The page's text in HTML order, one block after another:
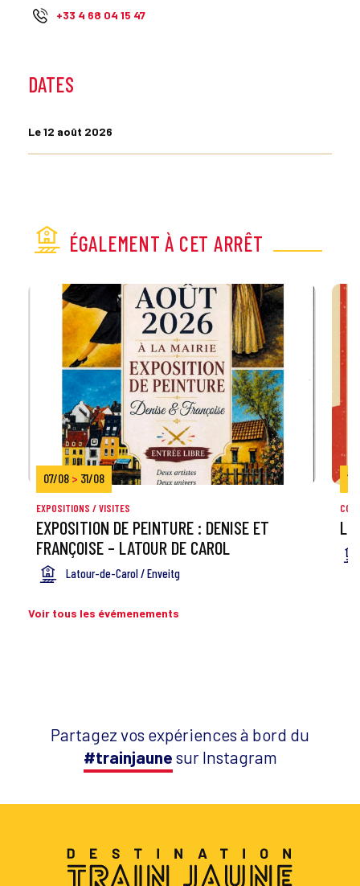
+33 4 68 04 15 47
DATES
Le 12 août 2026
ÉGALEMENT À CET ARRÊT
07/08 > 31/08
EXPOSITIONS / VISITES
EXPOSITION DE PEINTURE : DENISE ET
FRANÇOISE – LATOUR DE CAROL
Latour-de-Carol / Enveitg
Voir tous les évémenements
Partagez vos expériences à bord du
#trainjaune sur Instagram